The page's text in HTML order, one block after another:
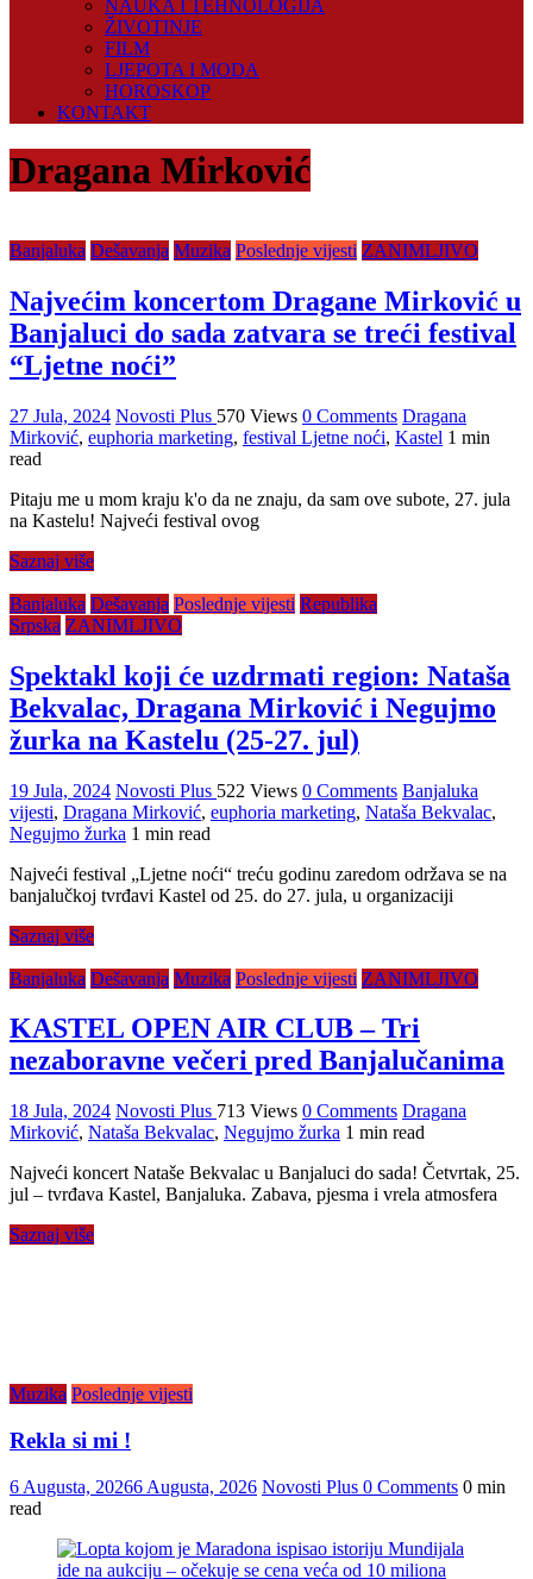
NAUKA I TEHNOLOGIJA
ŽIVOTINJE
FILM
LJEPOTA I MODA
HOROSKOP
KONTAKT
Dragana Mirković
Banjaluka Dešavanja Muzika Poslednje vijesti ZANIMLJIVO
Najvećim koncertom Dragane Mirković u
Banjaluci do sada zatvara se treći festival
“Ljetne noći”
27 Jula, 2024 Novosti Plus 570 Views 0 Comments Dragana
Mirković, euphoria marketing, festival Ljetne noći, Kastel 1 min
read
Pitaju me u mom kraju k'o da ne znaju, da sam ove subote, 27. jula
na Kastelu! Najveći festival ovog
Saznaj više
Banjaluka Dešavanja Poslednje vijesti Republika
Srpska ZANIMLJIVO
Spektakl koji će uzdrmati region: Nataša
Bekvalac, Dragana Mirković i Negujmo
žurka na Kastelu (25-27. jul)
19 Jula, 2024 Novosti Plus 522 Views 0 Comments Banjaluka
vijesti, Dragana Mirković, euphoria marketing, Nataša Bekvalac,
Negujmo žurka 1 min read
Najveći festival „Ljetne noći“ treću godinu zaredom održava se na
banjalučkoj tvrđavi Kastel od 25. do 27. jula, u organizaciji
Saznaj više
Banjaluka Dešavanja Muzika Poslednje vijesti ZANIMLJIVO
KASTEL OPEN AIR CLUB – Tri
nezaboravne večeri pred Banjalučanima
18 Jula, 2024 Novosti Plus 713 Views 0 Comments Dragana
Mirković, Nataša Bekvalac, Negujmo žurka 1 min read
Najveći koncert Nataše Bekvalac u Banjaluci do sada! Četvrtak, 25.
jul – tvrđava Kastel, Banjaluka. Zabava, pjesma i vrela atmosfera
Saznaj više
Muzika Poslednje vijesti
Rekla si mi !
6 Augusta, 20266 Augusta, 2026 Novosti Plus 0 Comments 0 min
read